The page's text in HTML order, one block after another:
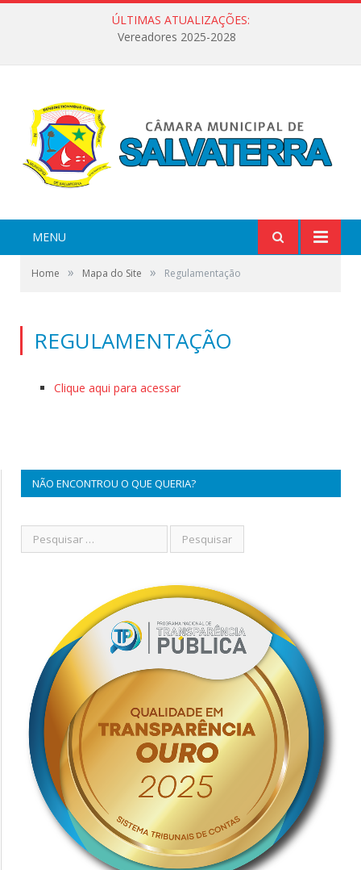
ÚLTIMAS ATUALIZAÇÕES:
Vereadores 2025-2028
MENU
Home » Mapa do Site » Regulamentação
REGULAMENTAÇÃO
Clique aqui para acessar
NÃO ENCONTROU O QUE QUERIA?